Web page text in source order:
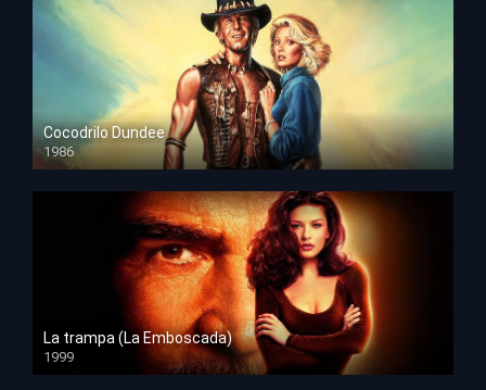
Cocodrilo Dundee
1986
HD 1080p
La trampa (La Emboscada)
1999
HD 1080p